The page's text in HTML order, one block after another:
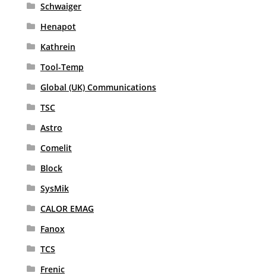
Schwaiger
Henapot
Kathrein
Tool-Temp
Global (UK) Communications
TSC
Astro
Comelit
Block
SysMik
CALOR EMAG
Fanox
TCS
Frenic